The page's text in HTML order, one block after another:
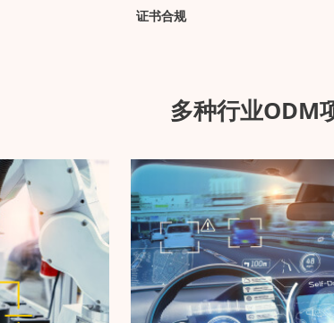
证书合规
多种行业ODM
交通